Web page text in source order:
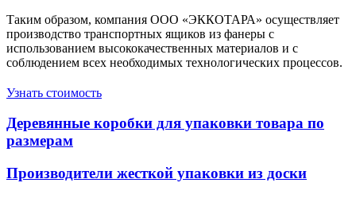
Таким образом, компания ООО «ЭККОТАРА» осуществляет
производство транспортных ящиков из фанеры с
использованием высококачественных материалов и с
соблюдением всех необходимых технологических процессов.
Узнать стоимость
Деревянные коробки для упаковки товара по
размерам
Производители жесткой упаковки из доски